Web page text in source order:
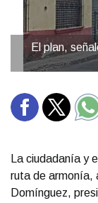
El plan,
La ciudadanía y
ruta de armonía,
Domínguez,